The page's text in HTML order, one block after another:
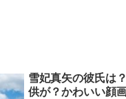
雪妃真矢の彼氏は
供が？かわいい顔